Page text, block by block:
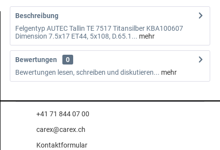
Beschreibung
Felgentyp AUTEC Tallin TE 7517 Titansilber KBA100607
Dimension 7.5x17 ET44, 5x108, D.65.1... mehr
Bewertungen
0
Bewertungen lesen, schreiben und diskutieren... mehr
+41 71 844 07 00
carex@carex.ch
Kontaktformular